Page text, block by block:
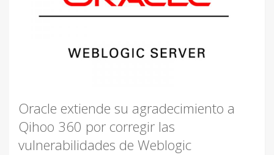
Oracle extiende su agradecimiento a
Qihoo 360 por corregir las
vulnerabilidades de Weblogic